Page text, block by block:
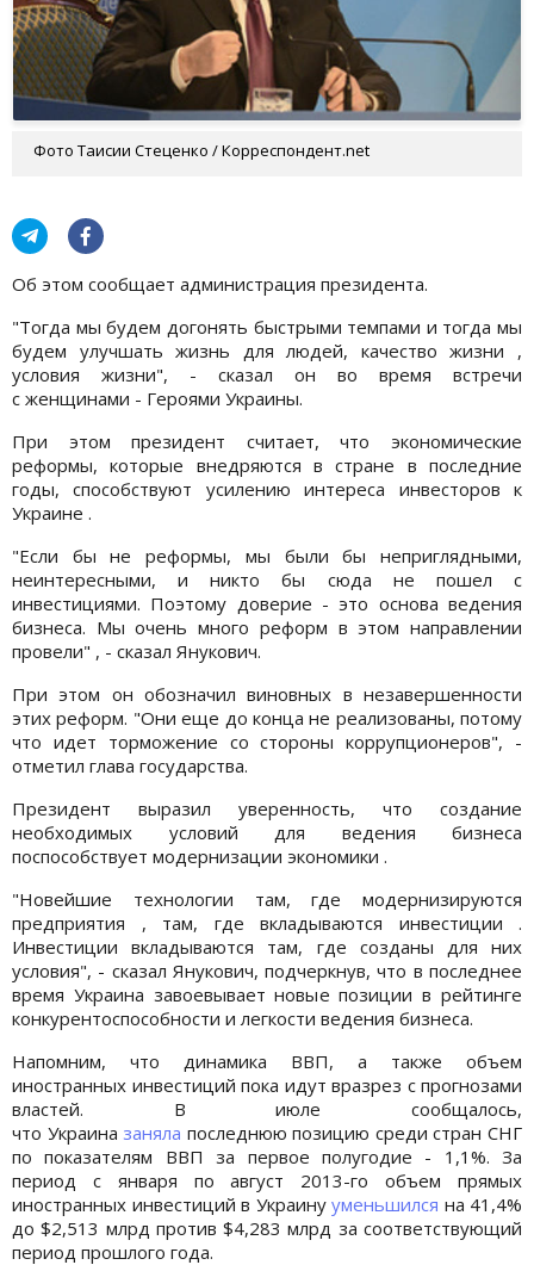
Фото Таисии Стеценко / Корреспондент.net
Об этом сообщает администрация президента.
"Тогда мы будем догонять быстрыми темпами и тогда мы
будем улучшать жизнь для людей, качество жизни ,
условия жизни", - сказал он во время встречи
с женщинами - Героями Украины.
При этом президент считает, что экономические
реформы, которые внедряются в стране в последние
годы, способствуют усилению интереса инвесторов к
Украине .
"Если бы не реформы, мы были бы неприглядными,
неинтересными, и никто бы сюда не пошел с
инвестициями. Поэтому доверие - это основа ведения
бизнеса. Мы очень много реформ в этом направлении
провели" , - сказал Янукович.
При этом он обозначил виновных в незавершенности
этих реформ. "Они еще до конца не реализованы, потому
что идет торможение со стороны коррупционеров", -
отметил глава государства.
Президент выразил уверенность, что создание
необходимых условий для ведения бизнеса
поспособствует модернизации экономики .
"Новейшие технологии там, где модернизируются
предприятия , там, где вкладываются инвестиции .
Инвестиции вкладываются там, где созданы для них
условия", - сказал Янукович, подчеркнув, что в последнее
время Украина завоевывает новые позиции в рейтинге
конкурентоспособности и легкости ведения бизнеса.
Напомним, что динамика ВВП, а также объем
иностранных инвестиций пока идут вразрез с прогнозами
властей. В июле сообщалось,
что Украина заняла последнюю позицию среди стран СНГ
по показателям ВВП за первое полугодие - 1,1%. За
период с января по август 2013-го объем прямых
иностранных инвестиций в Украину уменьшился на 41,4%
до $2,513 млрд против $4,283 млрд за соответствующий
период прошлого года.